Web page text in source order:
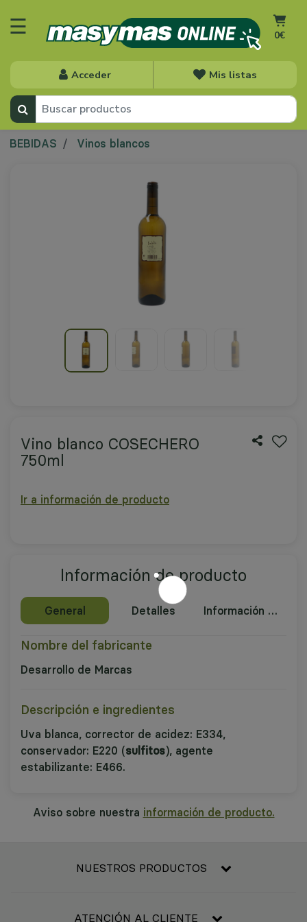
Acceder Mis listas
0€
☰
BEBIDAS Vinos blancos
Vino blanco COSECHERO
750ml
Ir a información de producto
Información de producto
General Detalles Información nutricional
Nombre del fabricante
Desarrollo de Marcas
Descripción e ingredientes
Uva blanca, corrector de acidez: E334,
conservador: E220 (sulfitos), agente
estabilizante: E466.
Aviso sobre nuestra información de producto.
NUESTROS PRODUCTOS
ATENCIÓN AL CLIENTE